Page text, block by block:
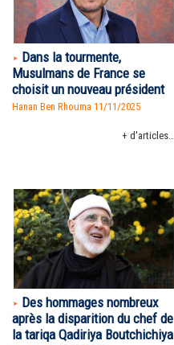
Dans la tourmente,
Musulmans de France se
choisit un nouveau président
Hanan Ben Rhouma 11/11/2025
+ d'articles...
Des hommages nombreux
après la disparition du chef de
la tariqa Qadiriya Boutchichiya